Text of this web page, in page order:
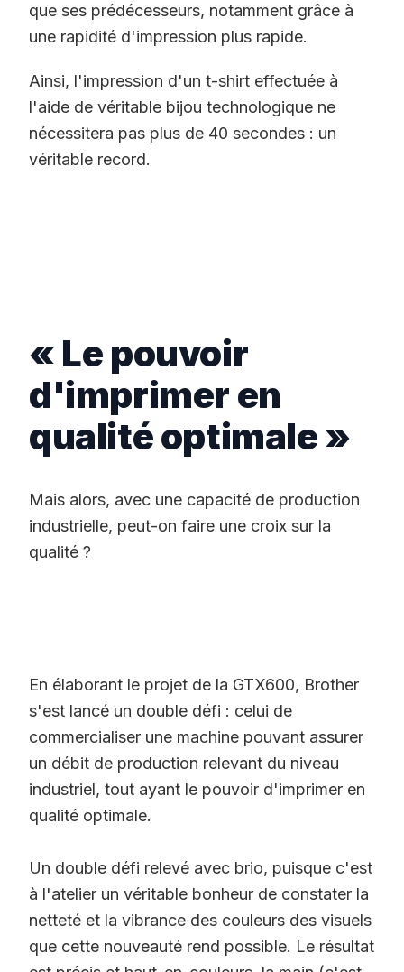
que ses prédécesseurs, notamment grâce à
une rapidité d'impression plus rapide.
Ainsi, l'impression d'un t-shirt effectuée à
l'aide de véritable bijou technologique ne
nécessitera pas plus de 40 secondes : un
véritable record.
« Le pouvoir
d'imprimer en
qualité optimale »
Mais alors, avec une capacité de production
industrielle, peut-on faire une croix sur la
qualité ?
En élaborant le projet de la GTX600, Brother
s'est lancé un double défi : celui de
commercialiser une machine pouvant assurer
un débit de production relevant du niveau
industriel, tout ayant le pouvoir d'imprimer en
qualité optimale.
Un double défi relevé avec brio, puisque c'est
à l'atelier un véritable bonheur de constater la
netteté et la vibrance des couleurs des visuels
que cette nouveauté rend possible. Le résultat